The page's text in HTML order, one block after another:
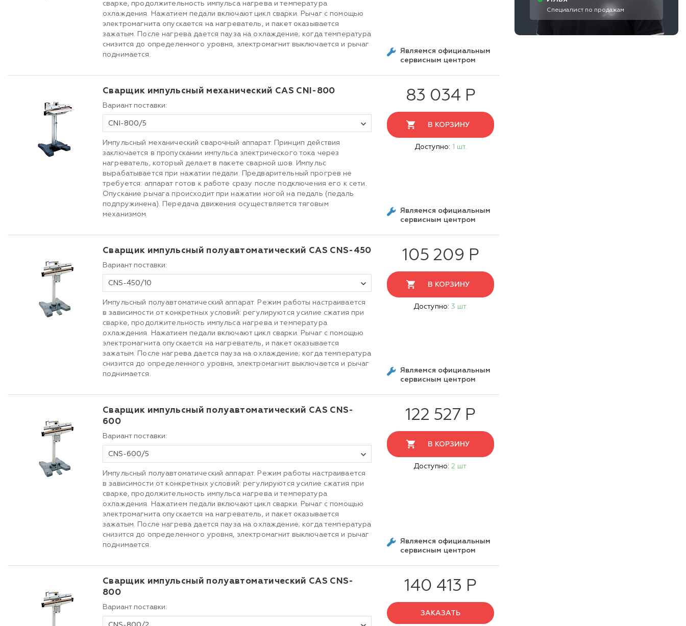
сварке, продолжительность импульса нагрева и температура
охлаждения. Нажатием педали включают цикл сварки. Рычаг с помощью
электромагнита опускается на нагреватель, и пакет оказывается
зажатым. После нагрева дается пауза на охлаждение; когда температура
снизится до определенного уровня, электромагнит выключается и рычаг
поднимается.
Являемся официальным
сервисным центром
Сварщик импульсный механический CAS CNI-800
Вариант поставки:
CNI-800/5
Импульсный механический сварочный аппарат. Принцип действия
заключается в пропускании импульса электрического тока через
нагреватель, который делает в пакете сварной шов. Импульс
вырабатывается при нажатии педали. Предварительный прогрев не
требуется: аппарат готов к работе сразу после подключения его к сети.
Опускание рычага происходит при нажатии ногой на педаль (педаль
подпружинена). Передача движения осуществляется тяговым
механизмом.
83 034 Р
В КОРЗИНУ
Доступно: 1 шт.
Являемся официальным
сервисным центром
Сварщик импульсный полуавтоматический CAS CNS-450
Вариант поставки:
CNS-450/10
Импульсный полуавтоматический аппарат. Режим работы настраивается
в зависимости от конкретных условий: регулируются усилие сжатия при
сварке, продолжительность импульса нагрева и температура
охлаждения. Нажатием педали включают цикл сварки. Рычаг с помощью
электромагнита опускается на нагреватель, и пакет оказывается
зажатым. После нагрева дается пауза на охлаждение; когда температура
снизится до определенного уровня, электромагнит выключается и рычаг
поднимается.
105 209 Р
В КОРЗИНУ
Доступно: 3 шт.
Являемся официальным
сервисным центром
Сварщик импульсный полуавтоматический CAS CNS-
600
Вариант поставки:
CNS-600/5
Импульсный полуавтоматический аппарат. Режим работы настраивается
в зависимости от конкретных условий: регулируются усилие сжатия при
сварке, продолжительность импульса нагрева и температура
охлаждения. Нажатием педали включают цикл сварки. Рычаг с помощью
электромагнита опускается на нагреватель, и пакет оказывается
зажатым. После нагрева дается пауза на охлаждение; когда температура
снизится до определенного уровня, электромагнит выключается и рычаг
поднимается.
122 527 Р
В КОРЗИНУ
Доступно: 2 шт.
Являемся официальным
сервисным центром
Сварщик импульсный полуавтоматический CAS CNS-
800
Вариант поставки:
140 413 Р
ЗАКАЗАТЬ
Специалист по продажам